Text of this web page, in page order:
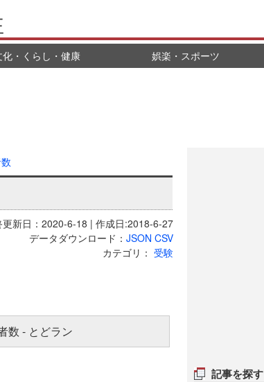
化・くらし・健康 娯楽・スポーツ
記事を探す
更新日：2020-6-18 | 作成日:2018-6-27
データダウンロード： JSON CSV
カテゴリ： 受験